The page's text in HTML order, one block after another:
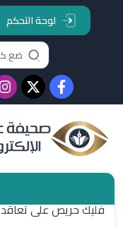
لوحة التحكم
فليك حريص على